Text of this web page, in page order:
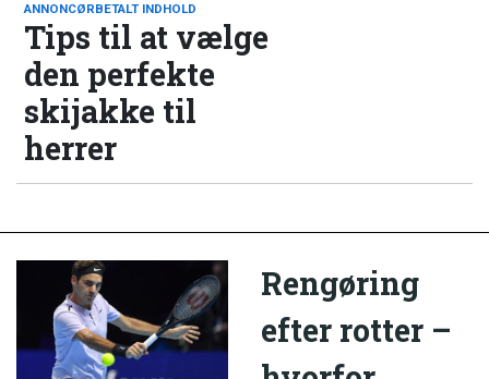
ANNONCØRBETALT INDHOLD
Tips til at vælge
den perfekte
skijakke til
herrer
Rengøring
efter rotter –